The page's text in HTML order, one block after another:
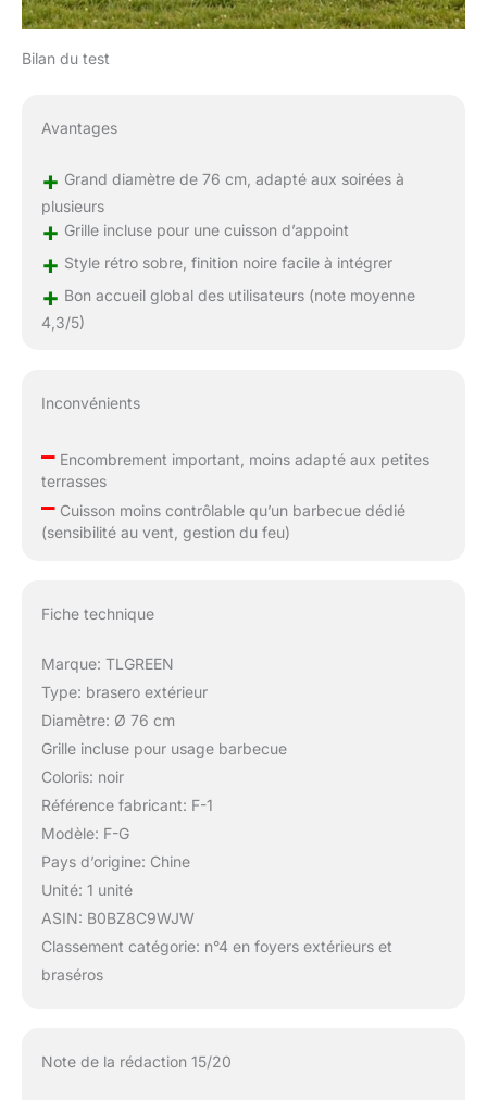
Bilan du test
Avantages
+ Grand diamètre de 76 cm, adapté aux soirées à
plusieurs
+ Grille incluse pour une cuisson d’appoint
+ Style rétro sobre, finition noire facile à intégrer
+ Bon accueil global des utilisateurs (note moyenne
4,3/5)
Inconvénients
–Encombrement important, moins adapté aux petites
terrasses
–Cuisson moins contrôlable qu’un barbecue dédié
(sensibilité au vent, gestion du feu)
Fiche technique
Marque: TLGREEN
Type: brasero extérieur
Diamètre: Ø 76 cm
Grille incluse pour usage barbecue
Coloris: noir
Référence fabricant: F-1
Modèle: F-G
Pays d’origine: Chine
Unité: 1 unité
ASIN: B0BZ8C9WJW
Classement catégorie: n°4 en foyers extérieurs et
braséros
Note de la rédaction 15/20